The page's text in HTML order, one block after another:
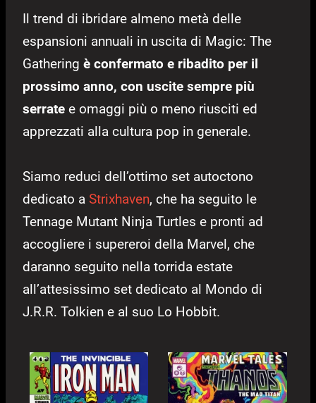
Il trend di ibridare almeno metà delle
espansioni annuali in uscita di Magic: The
Gathering è confermato e ribadito per il
prossimo anno, con uscite sempre più
serrate e omaggi più o meno riusciti ed
apprezzati alla cultura pop in generale.
Siamo reduci dell’ottimo set autoctono
dedicato a Strixhaven, che ha seguito le
Tennage Mutant Ninja Turtles e pronti ad
accogliere i supereroi della Marvel, che
daranno seguito nella torrida estate
all’attesissimo set dedicato al Mondo di
J.R.R. Tolkien e al suo Lo Hobbit.